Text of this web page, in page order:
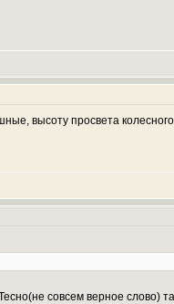
высоту просвета
совсем верное слово)